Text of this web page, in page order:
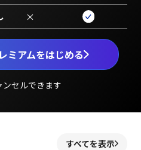
ミアムをはじめる
ンセルできます
×
すべてを表示